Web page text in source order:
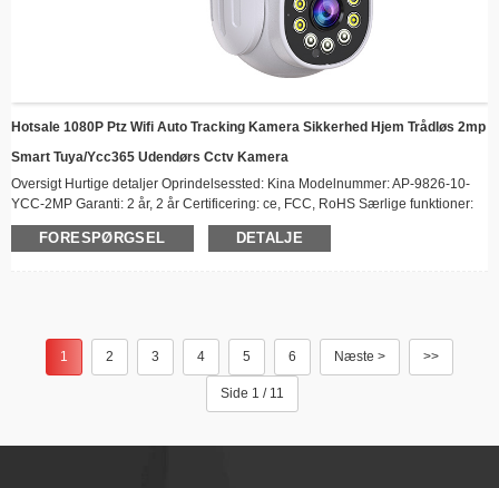
Hotsale 1080P Ptz Wifi Auto Tracking Kamera Sikkerhed Hjem Trådløs 2mp
Smart Tuya/ycc365 Udendørs Cctv Kamera
Oversigt Hurtige detaljer Oprindelsessted: Kina Modelnummer: AP-9826-10-
YCC-2MP Garanti: 2 år, 2 år Certificering: ce, FCC, RoHS Særlige funktioner:
NATTESIENS, tovejslyd, bevægelsessporing, bevægelsesdetektion,
lavstrømssensor: CMOS Netværk: wifi Funktion: Vandtæt/vejrbestandig,
FORESPØRGSEL DETALJE
1 2 3 4 5 6 Næste > >>
Side 1 / 11